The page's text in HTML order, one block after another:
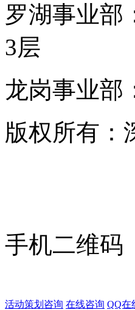
罗湖事业部
3层
龙岗事业部
版权所有：
手机二维码
活动策划咨询 在线咨询 QQ在